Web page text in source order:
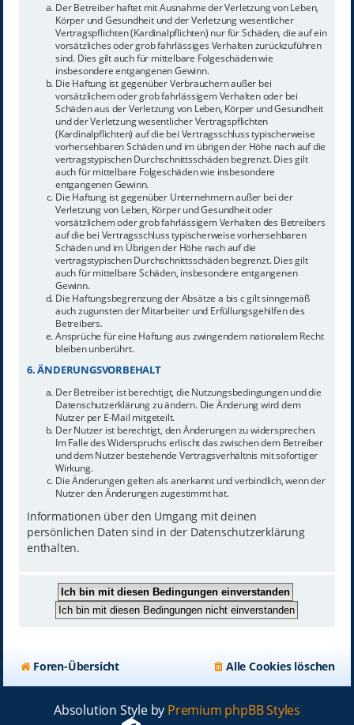
Der Betreiber haftet mit Ausnahme der Verletzung von Leben,
Körper und Gesundheit und der Verletzung wesentlicher
Vertragspflichten (Kardinalpflichten) nur für Schäden, die auf ein
vorsätzliches oder grob fahrlässiges Verhalten zurückzuführen
sind. Dies gilt auch für mittelbare Folgeschäden wie
insbesondere entgangenen Gewinn.
Die Haftung ist gegenüber Verbrauchern außer bei
vorsätzlichem oder grob fahrlässigem Verhalten oder bei
Schäden aus der Verletzung von Leben, Körper und Gesundheit
und der Verletzung wesentlicher Vertragspflichten
(Kardinalpflichten) auf die bei Vertragsschluss typischerweise
vorhersehbaren Schäden und im übrigen der Höhe nach auf die
vertragstypischen Durchschnittsschäden begrenzt. Dies gilt
auch für mittelbare Folgeschäden wie insbesondere
entgangenen Gewinn.
Die Haftung ist gegenüber Unternehmern außer bei der
Verletzung von Leben, Körper und Gesundheit oder
vorsätzlichem oder grob fahrlässigem Verhalten des Betreibers
auf die bei Vertragsschluss typischerweise vorhersehbaren
Schäden und im Übrigen der Höhe nach auf die
vertragstypischen Durchschnittsschäden begrenzt. Dies gilt
auch für mittelbare Schäden, insbesondere entgangenen
Gewinn.
Die Haftungsbegrenzung der Absätze a bis c gilt sinngemäß
auch zugunsten der Mitarbeiter und Erfüllungsgehilfen des
Betreibers.
Ansprüche für eine Haftung aus zwingendem nationalem Recht
bleiben unberührt.
6. ÄNDERUNGSVORBEHALT
Der Betreiber ist berechtigt, die Nutzungsbedingungen und die
Datenschutzerklärung zu ändern. Die Änderung wird dem
Nutzer per E-Mail mitgeteilt.
Der Nutzer ist berechtigt, den Änderungen zu widersprechen.
Im Falle des Widerspruchs erlischt das zwischen dem Betreiber
und dem Nutzer bestehende Vertragsverhältnis mit sofortiger
Wirkung.
Die Änderungen gelten als anerkannt und verbindlich, wenn der
Nutzer den Änderungen zugestimmt hat.
Informationen über den Umgang mit deinen
persönlichen Daten sind in der Datenschutzerklärung
enthalten.
Foren-Übersicht Alle Cookies löschen
Absolution Style by Premium phpBB Styles